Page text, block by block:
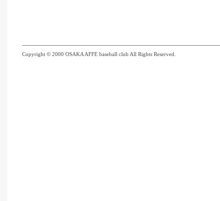
Copyright © 2000 OSAKA AFFE baseball club All Rights Reserved.